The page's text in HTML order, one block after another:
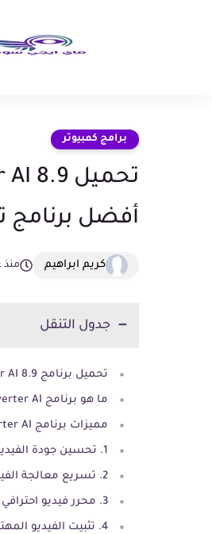
برامج كمبيوتر
أفضل برنامج
كريم ابراهيم منذ
جدول التنقل
تحميل برنامج VideoProc Converter AI 8.9 كامل بالتفعيل – تحويل وتحسين جودة الفيديو بالذكاء الاصطناعي
ما هو برنامج VideoProc Converter AI ؟
مميزات برنامج VideoProc Converter AI كامل
1. تحسين جودة الفيديو بالذكاء الاصطناعي
2. تسريع معالجة الفيديو حتى 64 مرة
3. محرر فيديو احترافي
4. تثبيت الفيديو المهتز